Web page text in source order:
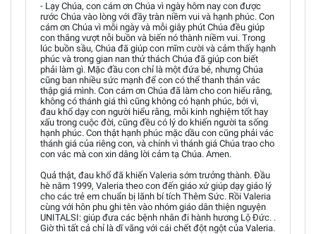
- Lạy Chúa, con cám ơn Chúa vì ngày hôm nay con được
rước Chúa vào lòng với đầy tràn niềm vui và hạnh phúc. Con
cám ơn Chúa vì mỗi ngày và mỗi giây phút Chúa đều giúp
con thắng vượt nỗi buồn và biến nó thành niềm vui. Trong
lúc buồn sầu, Chúa đã giúp con mĩm cười và cảm thấy hạnh
phúc và trong gian nan thử thách Chúa đã giúp con biết
phải làm gì. Mặc đầu con chỉ là một đứa bé, nhưng Chúa
cũng ban nhiều sức mạnh để con có thể thanh thản vác
thập giá mình. Con cám ơn Chúa đã làm cho con hiểu rằng,
không có thánh giá thì cũng không có hạnh phúc, bởi vì,
đau khổ dạy con người hiểu rằng, mỗi kinh nghiệm tốt hay
xấu trong cuộc đời, cũng đều có lý do khiến người ta sống
hạnh phúc. Con thật hạnh phúc mặc dầu con cũng phải vác
thánh giá của riêng con, và chính vì thánh giá Chúa trao cho
con vác mà con xin dâng lời cảm tạ Chúa. Amen.
Quả thật, đau khổ đã khiến Valeria sớm trưởng thành. Đầu
hè năm 1999, Valeria theo con đến giáo xứ giúp dạy giáo lý
cho các trẻ em chuẩn bị lãnh bí tích Thêm Sức. Rồi Valeria
cùng với hôn phu ghi tên vào nhóm giáo dân thiện nguyện
UNITALSI: giúp đưa các bệnh nhân đi hành hương Lộ Đức. .
Giờ thì tất cả chỉ là dĩ vãng với cái chết đột ngột của Valeria.